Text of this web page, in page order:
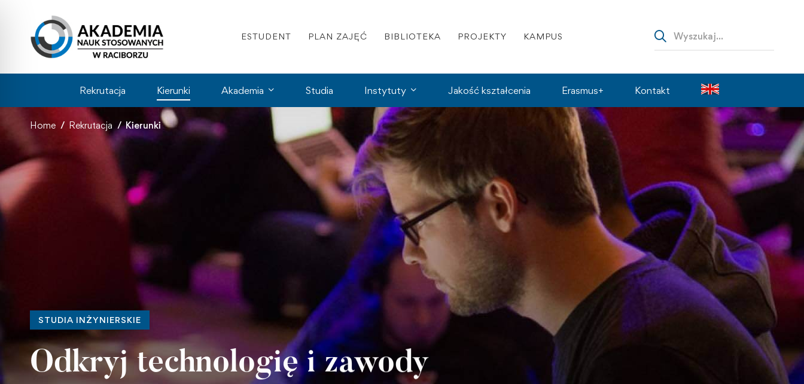
ESTUDENT PLAN ZAJĘĆ BIBLIOTEKA PROJEKTY KAMPUS
Rekrutacja Kierunki Akademia Studia Instytuty Jakość kształcenia Erasmus+ Kontakt
Home Rekrutacja Kierunki
STUDIA INŻYNIERSKIE
Odkryj technologię i zawody